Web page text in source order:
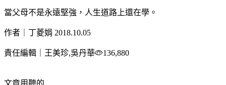
當父母不是永遠堅強，人生道路上還在學。
作者｜丁菱娟 2018.10.05
責任編輯｜王美珍,吳丹華 136,880